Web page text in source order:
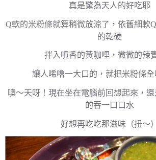
真是驚為天人的好吃耶
Q軟的米粉條就算稍微放涼了，依舊細軟
的乾硬
拌入噴香的黃咖哩，微微的辣
讓人唏嚕一大口的，就把米粉條全
噢～天呀！現在坐在電腦前回想起來，
的吞一口口水
好想再吃吃那滋味（扭～）